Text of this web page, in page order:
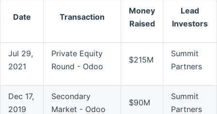
Date Transaction
Money
Raised
Lead
Investors
Jul 29,
2021
Private Equity
Round - Odoo
$215M
Summit
Partners
Dec 17,
2019
Secondary
Market - Odoo
$90M
Summit
Partners